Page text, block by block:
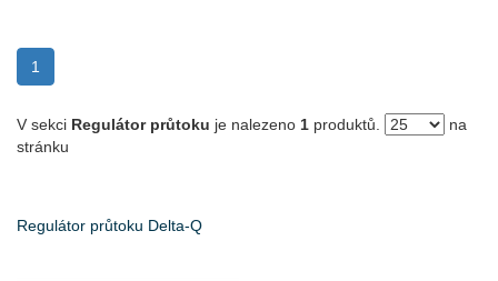
1
V sekci Regulátor průtoku je nalezeno 1 produktů.
na
stránku
Regulátor průtoku Delta-Q